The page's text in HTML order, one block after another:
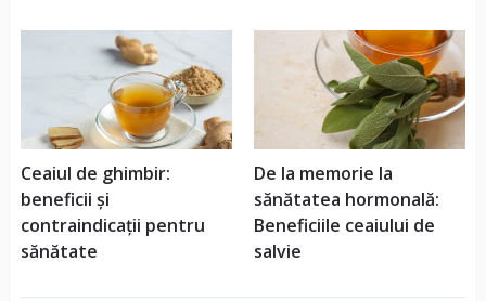
Ceaiul de ghimbir:
beneficii și
contraindicații pentru
sănătate
De la memorie la
sănătatea hormonală:
Beneficiile ceaiului de
salvie